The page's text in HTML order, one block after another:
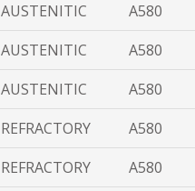
AUSTENITIC A580
AUSTENITIC A580
AUSTENITIC A580
REFRACTORY A580
REFRACTORY A580